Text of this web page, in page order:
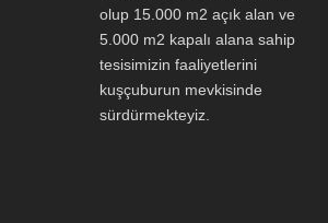
olup 15.000 m2 açık alan ve
5.000 m2 kapalı alana sahip
tesisimizin faaliyetlerini
kuşçuburun mevkisinde
sürdürmekteyiz.